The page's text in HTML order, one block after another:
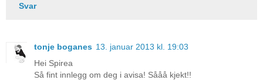
Svar
tonje boganes 13. januar 2013 kl. 19:03
Hei Spirea
Så fint innlegg om deg i avisa! Sååå kjekt!!